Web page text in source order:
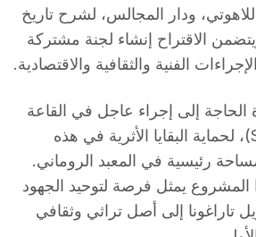
ودار المجالس، لشرح تاريخ
الاقتراح إنشاء لجنة مشتركة
الفنية والثقافية والاقتصادية.
الحاجة إلى إجراء عاجل في القاعة
المحورية (Sala Axial)، لحماية البقايا الأثرية في هذه
رئيسية في المعبد الروماني.
يمثل فرصة لتوحيد الجهود
تاراغونا إلى أصل تراثي وثقافي